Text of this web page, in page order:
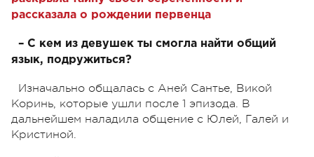
рассказала о рождении первенца
– С кем из девушек ты смогла найти общий
язык, подружиться?
Изначально общалась с Аней Сантье, Викой
Коринь, которые ушли после 1 эпизода. В
дальнейшем наладила общение с Юлей, Галей и
Кристиной.